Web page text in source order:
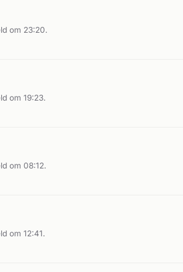
om 23:20.
om 19:23.
om 08:12.
om 12:41.